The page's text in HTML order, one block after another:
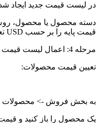
در لیست قیمت جدید ایجاد
دسته محصول یا محصول،
قیمت پایه را بر حسب USD تعیین کنید.
مرحله 4: اعمال لیست قیمت برای محصولات
تعیین قیمت محصولات:
به بخش فروش -> محصولات
یک محصول را باز کنید و